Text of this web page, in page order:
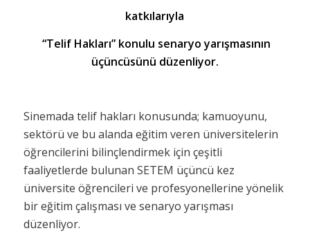
katkılarıyla
“Telif Hakları” konulu senaryo yarışmasının
üçüncüsünü düzenliyor.
Sinemada telif hakları konusunda; kamuoyunu,
sektörü ve bu alanda eğitim veren üniversitelerin
öğrencilerini bilinçlendirmek için çeşitli
faaliyetlerde bulunan SETEM üçüncü kez
üniversite öğrencileri ve profesyonellerine yönelik
bir eğitim çalışması ve senaryo yarışması
düzenliyor.